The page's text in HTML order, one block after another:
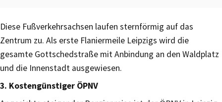
Diese Fußverkehrsachsen laufen sternförmig auf das
Zentrum zu. Als erste Flaniermeile Leipzigs wird die
gesamte Gottschedstraße mit Anbindung an den Waldplatz
und die Innenstadt ausgewiesen.
3. Kostengünstiger ÖPNV